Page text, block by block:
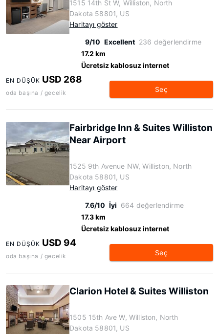
1515 14th St W, Williston, North
Dakota 58801, US
Haritayı göster
9/10 Excellent 236 değerlendirme
17.2 km
Ücretsiz kablosuz internet
EN DÜŞÜK USD 268
oda başına / gecelik Seç
Fairbridge Inn & Suites Williston
Near Airport
1525 9th Avenue NW, Williston, North
Dakota 58801, US
Haritayı göster
7.6/10 İyi 664 değerlendirme
17.3 km
Ücretsiz kablosuz internet
EN DÜŞÜK USD 94
oda başına / gecelik Seç
Clarion Hotel & Suites Williston
1505 15th Ave W, Williston, North
Dakota 58801, US